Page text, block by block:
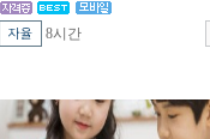
8시간